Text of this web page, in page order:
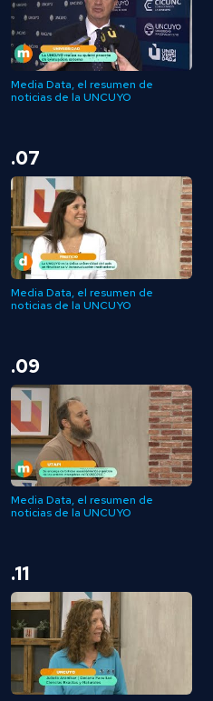
Media Data, el resumen de
noticias de la UNCUYO
.07
Media Data, el resumen de
noticias de la UNCUYO
.09
Media Data, el resumen de
noticias de la UNCUYO
.11